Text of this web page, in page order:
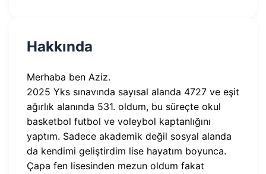
Hakkında
Merhaba ben Aziz.
2025 Yks sınavında sayısal alanda 4727 ve eşit
ağırlık alanında 531. oldum, bu süreçte okul
basketbol futbol ve voleybol kaptanlığını
yaptım. Sadece akademik değil sosyal alanda
da kendimi geliştirdim lise hayatım boyunca.
Çapa fen lisesinden mezun oldum fakat